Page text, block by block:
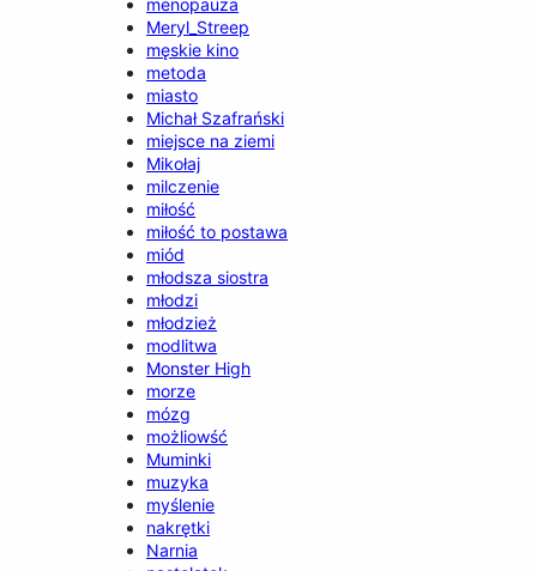
Meryl_Streep
męskie kino
metoda
miasto
Michał Szafrański
miejsce na ziemi
Mikołaj
milczenie
miłość
miłość to postawa
miód
młodsza siostra
młodzi
młodzież
modlitwa
Monster High
morze
mózg
możliowść
Muminki
muzyka
myślenie
nakrętki
Narnia